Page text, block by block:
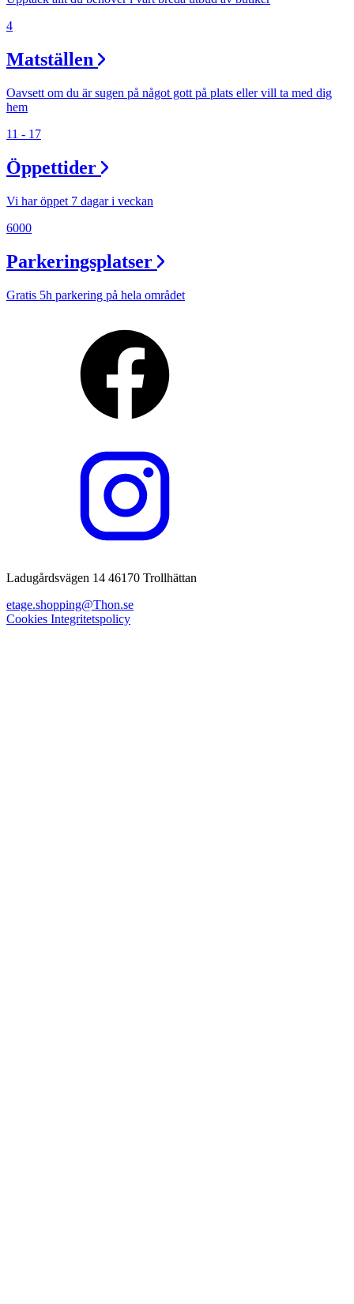
4
Matställen
Oavsett om du är sugen på något gott på plats eller vill ta med dig
hem
11 - 17
Öppettider
Vi har öppet 7 dagar i veckan
6000
Parkeringsplatser
Gratis 5h parkering på hela området
Ladugårdsvägen 14 46170 Trollhättan
etage.shopping@Thon.se
Cookies Integritetspolicy